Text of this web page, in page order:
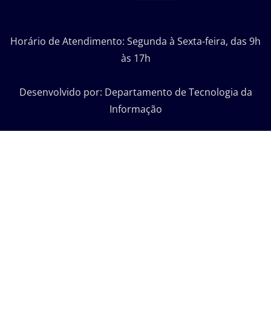
Horário de Atendimento: Segunda à Sexta-feira, das 9h
às 17h
Desenvolvido por: Departamento de Tecnologia da
Informação